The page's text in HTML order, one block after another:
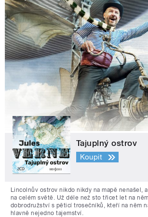
Tajuplný ostrov
Koupit
Lincolnův ostrov nikdo nikdy na mapě nenašel,
na celém světě. Už déle než sto třicet let na
dobrodružství s pěticí trosečníků, kteří na něm
hlavně nejedno tajemství.